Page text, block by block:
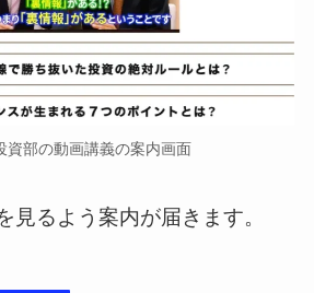
資部の動画講義の案内画面
見るよう案内が届きます。